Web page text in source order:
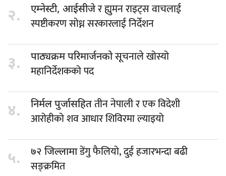
२. एम्नेस्टी, आईसीजेर ह्युमन राइट्स वाचलाई
स्पष्टीकरण सोध्न सरकारलाई निर्देशन
३. पाठ्यक्रम परिमार्जनकोसूचनाले खोस्यो
महानिर्देशकको पद
४. निर्मल पुर्जासहिततीन नेपाली र एक विदेशी
आरोहीको शव आधार शिविरमा ल्याइयो
५. ७२ जिल्लामाडेंगु फैलियो, दुई हजारभन्दा बढी
सङ्क्रमित